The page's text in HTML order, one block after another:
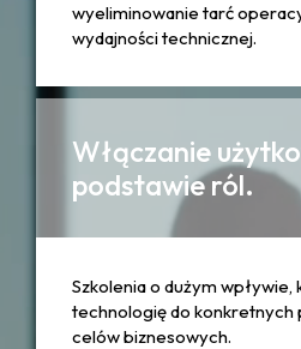
wyeliminowanie tarć
wydajności technicznej.
Włączanie
podstawie ról.
Szkolenia o dużym
technologię do konkretnych
celów biznesowych.